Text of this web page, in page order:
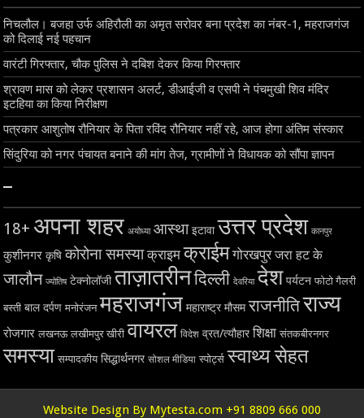
निचलौल। बजहा उर्फ अहिरौली का अमृत सरोवर बना प्रदेश का नंबर-1, महराजगंज
को दिलाई नई पहचान
वारंटी गिरफ्तार, चौक पुलिस ने दबिश देकर किया गिरफ्तार
श्रावण मास को लेकर प्रशासन अलर्ट, डीआईजी व एसपी ने पंचमुखी शिव मंदिर
इटहिया का किया निरीक्षण
पत्रकार आशुतोष रौनियार के पिता रविंद रौनियार नहीं रहे, आज होगा अंतिम संस्कार
सिंदुरिया को नगर पंचायत बनाने की मांग तेज, ग्रामीणों ने विधायक को सौंपा ज्ञापन
–
18+ अपना शहर अयोध्या आस्था इटावा उत्तर प्रदेश कानपुर
कुशीनगर कृषि कोरोना समस्या क्राइम क्राईम गोरखपुर जरा हट के
जालौन ज्योतिष टेक्नोलॉजी ताज़ातरीनदिल्ली देवरिया देश पर्यटन फोटो गैलरी
बस्ती बाल दर्पण मनोरंजन महराजगंज महाराष्ट्र मौसम राजनीतिराज्य
रोजगार लखनऊ लखीमपुर खीरी वायरल विदेश व्रत/त्यौहार शिक्षा संतकबीरनगर
समस्या सम्पादकीय सिद्धार्थनगर सोशल मीडिया स्पोर्ट्स स्वाथ्य सेहत
Website Design By Mytesta.com +91 8809 666 000